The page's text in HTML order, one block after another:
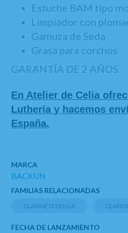
Estuche BAM tipo
Limpiador con
Gamuza de Seda
Grasa para corchos
GARANTÍA DE 2 AÑOS
En Atelier de Celia
Luthería y hacemos
España.
MARCA
BACKUN
FAMILIAS RELACIONADAS
CLARINETES EN LA
FECHA DE LANZAMIENTO